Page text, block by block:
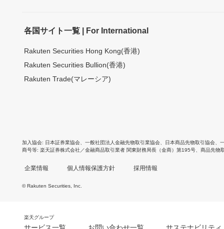
各国サイト一覧 | For International
Rakuten Securities Hong Kong(香港)
Rakuten Securities Bullion(香港)
Rakuten Trade(マレーシア)
加入協会 日本証券業協会 一般社団法人金融先物取引業協会 日本商品先物取引協会
商号等 楽天証券株式会社／金融商品取引業者 関東財務局長（金商）第195号、商品先物
企業情報 個人情報保護方針 採用情報
© Rakuten Securities, Inc.
楽天グループ